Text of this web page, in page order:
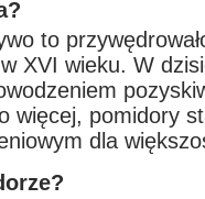
to
XVI wieku. W
więcej, pomidory
dla